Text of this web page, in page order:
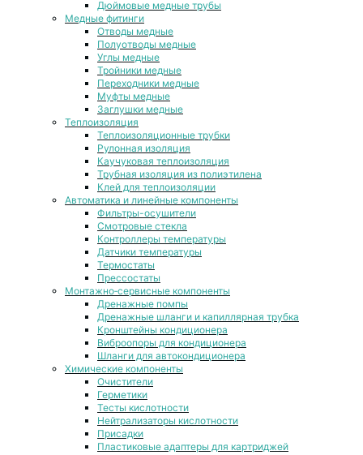
Дюймовые медные трубы
Медные фитинги
Отводы медные
Полуотводы медные
Углы медные
Тройники медные
Переходники медные
Муфты медные
Заглушки медные
Теплоизоляция
Теплоизоляционные трубки
Рулонная изоляция
Каучуковая теплоизоляция
Трубная изоляция из полиэтилена
Клей для теплоизоляции
Автоматика и линейные компоненты
Фильтры-осушители
Смотровые стекла
Контроллеры температуры
Датчики температуры
Термостаты
Прессостаты
Монтажно‑сервисные компоненты
Дренажные помпы
Дренажные шланги и капиллярная трубка
Кронштейны кондиционера
Виброопоры для кондиционера
Шланги для автокондиционера
Химические компоненты
Очистители
Герметики
Тесты кислотности
Нейтрализаторы кислотности
Присадки
Пластиковые адаптеры для картриджей